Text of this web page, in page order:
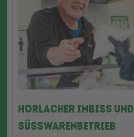
Horlacher Imbiss und
Süsswarenbetrieb